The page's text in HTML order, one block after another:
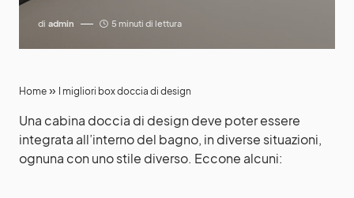
di admin 5 minuti di lettura
Home » I migliori box doccia di design
Una cabina doccia di design deve poter essere
integrata all’interno del bagno, in diverse situazioni,
ognuna con uno stile diverso. Eccone alcuni: